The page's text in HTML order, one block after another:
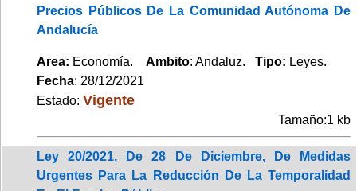
Precios Públicos De La Comunidad Autónoma De
Andalucía
Area: Economía. Ambito: Andaluz. Tipo: Leyes.
Fecha: 28/12/2021
Estado: Vigente
Tamaño:1 kb
Ley 20/2021, De 28 De Diciembre, De Medidas
Urgentes Para La Reducción De La Temporalidad